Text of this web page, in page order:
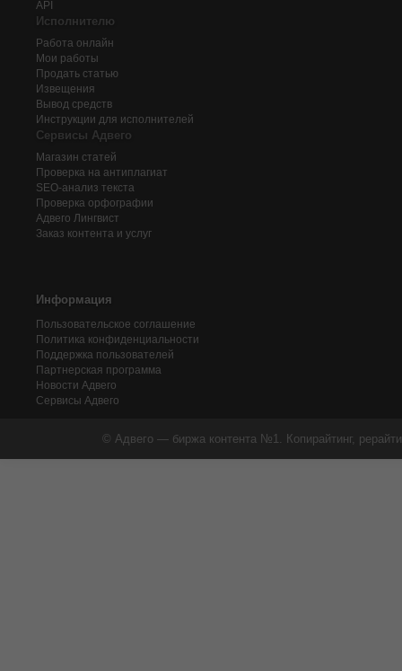
API
Исполнителю
Работа онлайн
Мои работы
Продать статью
Извещения
Вывод средств
Инструкции для исполнителей
Сервисы Адвего
Магазин статей
Проверка на антиплагиат
SEO-анализ текста
Проверка орфографии
Адвего Лингвист
Заказ контента и услуг
Информация
Пользовательское соглашение
Политика конфиденциальности
Поддержка пользователей
Партнерская программа
Новости Адвего
Сервисы Адвего
© Адвего — биржа контента №1. Копирайтинг,